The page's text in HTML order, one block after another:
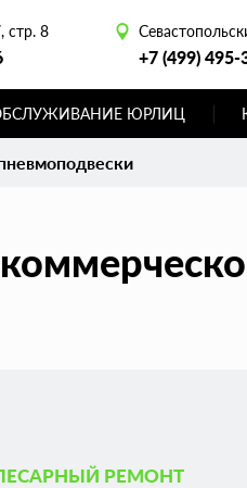
стр. 8
+7 (499) 495-
ЮРЛИЦ
РЕМОНТ